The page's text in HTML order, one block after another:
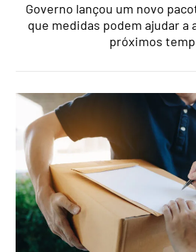
Governo lançou um novo
que medidas podem ajudar a
próximos